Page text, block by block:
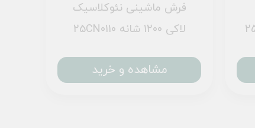
فرش ماشینی نئوکلاسیک
25CN0110 لاکی 1200 شانه
مشاهده و خرید